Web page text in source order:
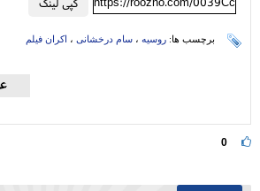
کپی لینک
برچسب ها: روسیه ، سام درخشانی ، اکران فیلم
0